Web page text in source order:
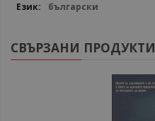
български
СВЪРЗАНИ ПРОДУКТИ